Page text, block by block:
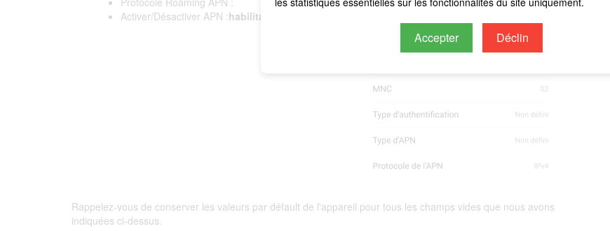
Accepter Déclin
Activer/Désactiver APN :habilitado
Rappelez-vous de conserver les valeurs par défault de l'appareil pour tous les champs vides que nous avons
indiquées ci-dessus.